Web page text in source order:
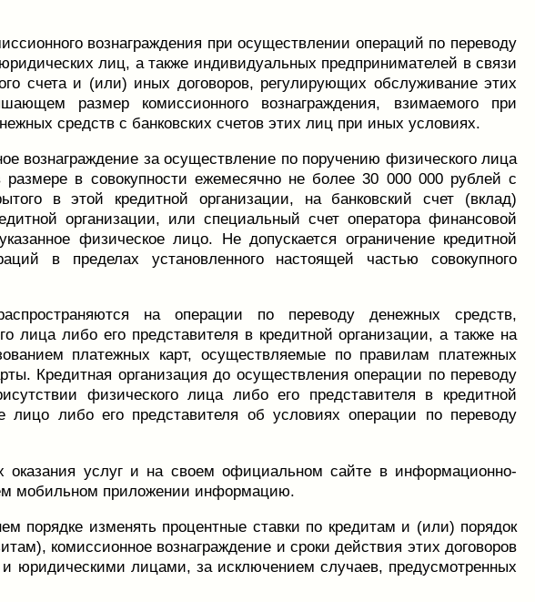
вознаграждения при осуществлении операций по переводу
лиц, а также индивидуальных предпринимателей в связи
счета и (или) иных договоров, регулирующих обслуживание этих
размер комиссионного вознаграждения, взимаемого при
средств с банковских счетов этих лиц при иных условиях.
вознаграждение за осуществление по поручению физического лица
в совокупности ежемесячно не более 30 000 000 рублей с
в этой кредитной организации, на банковский счет (вклад)
организации, или специальный счет оператора финансовой
физическое лицо. Не допускается ограничение кредитной
в пределах установленного настоящей частью совокупного
на операции по переводу денежных средств,
лица либо его представителя в кредитной организации, а также на
платежных карт, осуществляемые по правилам платежных
Кредитная организация до осуществления операции по переводу
физического лица либо его представителя в кредитной
лицо либо его представителя об условиях операции по переводу
оказания услуг и на своем официальном сайте в информационно-
мобильном приложении информацию.
порядке изменять процентные ставки по кредитам и (или) порядок
комиссионное вознаграждение и сроки действия этих договоров
юридическими лицами, за исключением случаев, предусмотренных